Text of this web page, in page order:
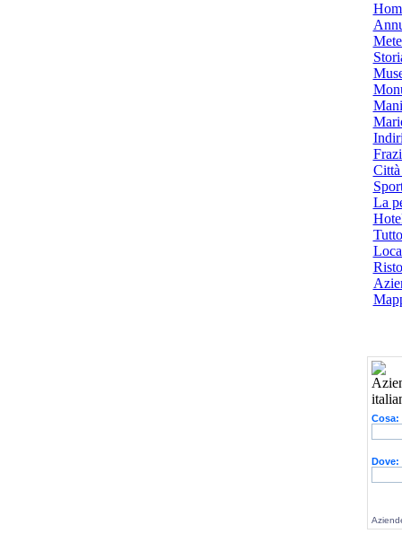
Città
La
Cosa:
Dove: